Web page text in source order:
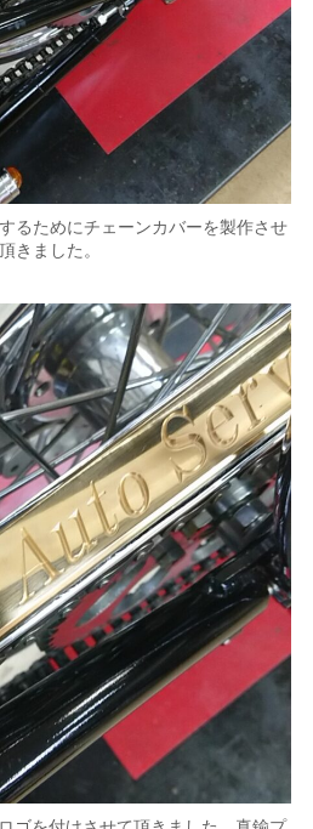
るためにチェーンカバーを製作させ
きました。